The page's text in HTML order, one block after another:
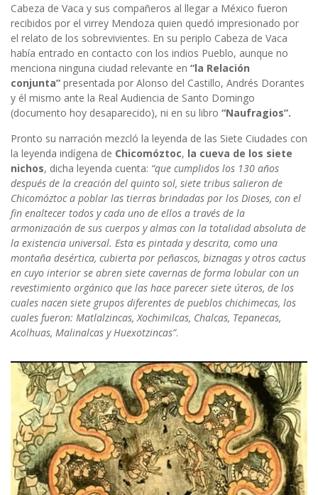
Cabeza de Vaca y sus compañeros al llegar a México fueron
recibidos por el virrey Mendoza quien quedó impresionado por
el relato de los sobrevivientes. En su periplo Cabeza de Vaca
había entrado en contacto con los indios Pueblo, aunque no
menciona ninguna ciudad relevante en “la Relación
conjunta” presentada por Alonso del Castillo, Andrés Dorantes
y él mismo ante la Real Audiencia de Santo Domingo
(documento hoy desaparecido), ni en su libro “Naufragios”.
Pronto su narración mezcló la leyenda de las Siete Ciudades con
la leyenda indígena de Chicomóztoc, la cueva de los siete
nichos, dicha leyenda cuenta: “que cumplidos los 130 años
después de la creación del quinto sol, siete tribus salieron de
Chicomóztoc a poblar las tierras brindadas por los Dioses, con el
fin enaltecer todos y cada uno de ellos a través de la
armonización de sus cuerpos y almas con la totalidad absoluta de
la existencia universal. Esta es pintada y descrita, como una
montaña desértica, cubierta por peñascos, biznagas y otros cactus
en cuyo interior se abren siete cavernas de forma lobular con un
revestimiento orgánico que las hace parecer siete úteros, de los
cuales nacen siete grupos diferentes de pueblos chichimecas, los
cuales fueron: Matlalzincas, Xochimilcas, Chalcas, Tepanecas,
Acolhuas, Malinalcas y Huexotzincas”.